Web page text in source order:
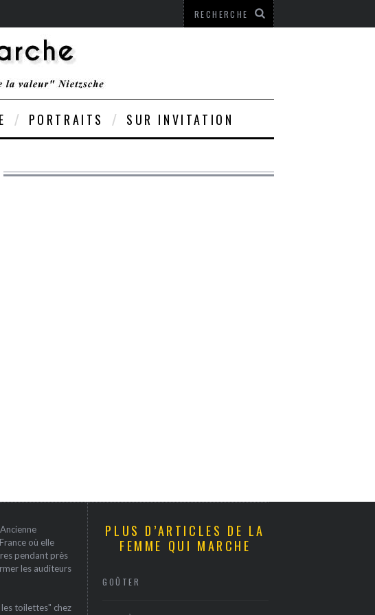
PORTRAITS SUR INVITATION
où elle
pendant près
les auditeurs
toilettes" chez
PLUS D’ARTICLES DE LA
FEMME QUI MARCHE
GOÛTER